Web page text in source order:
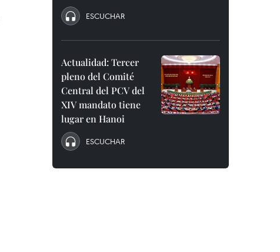
ESCUCHAR
Actualidad: Tercer
pleno del Comité
Central del PCV del
XIV mandato tiene
lugar en Hanoi
ESCUCHAR